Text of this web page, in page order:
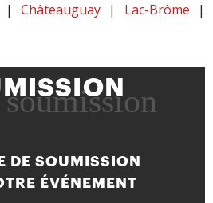
| Châteauguay| Lac-Brôme |
soumission
DE SOUMISSION
ÉVÉNEMENT